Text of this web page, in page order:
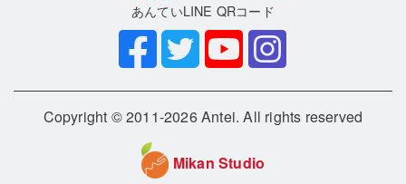
あんていLINE QRコード
Copyright © 2011-2026 Antei. All rights reserved
Mikan Studio